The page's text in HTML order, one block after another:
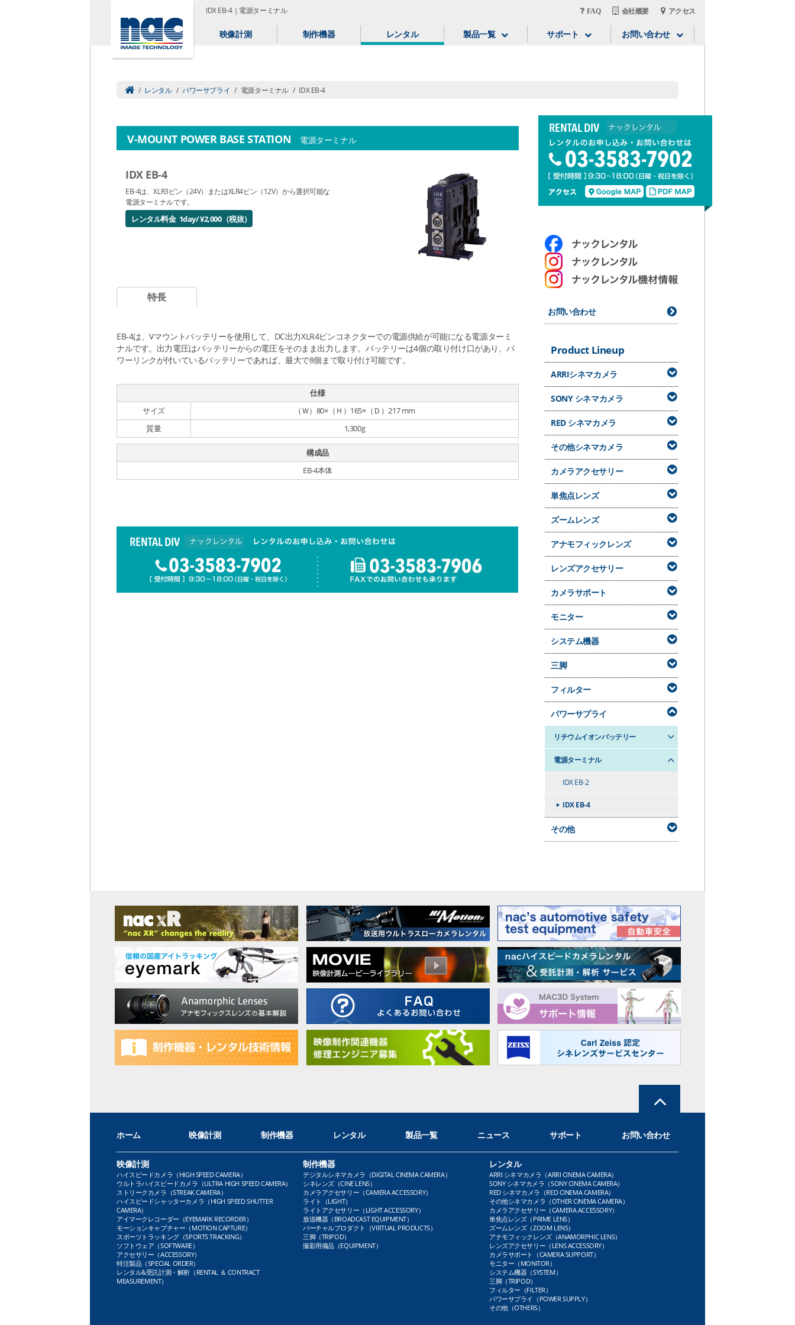
IDX EB-4｜電源ターミナル FAQ 会社概要 アクセス
映像計測 制作機器 レンタル 製品一覧 サポート お問い合わせ
/ レンタル / パワーサプライ / 電源ターミナル / IDX EB-4
V-MOUNT POWER BASE STATION 電源ターミナル
IDX EB-4
EB-4は、XLR3ピン（24V）またはXLR4ピン（12V）から選択可能な
電源ターミナルです。
レンタル料金 1day/ ¥2,000（税抜）
特長
EB-4は、Vマウントバッテリーを使用して、DC出力XLR4ピンコネクターでの電源供給が可能になる電源ターミ
ナルです。出力電圧はバッテリーからの電圧をそのまま出力します。バッテリーは4個の取り付け口があり、パ
ワーリンクが付いているバッテリーであれば、最大で8個まで取り付け可能です。
仕様
サイズ
（Ｗ）80×（Ｈ）165×（Ｄ）217 mm
質量
1,300g
構成品
EB-4本体
お問い合わせ
Product Lineup
ARRIシネマカメラ
SONY シネマカメラ
RED シネマカメラ
その他シネマカメラ
カメラアクセサリー
単焦点レンズ
ズームレンズ
アナモフィックレンズ
レンズアクセサリー
カメラサポート
モニター
システム機器
三脚
フィルター
パワーサプライ
リチウムイオンバッテリー
電源ターミナル
IDX EB-2
IDX EB-4
その他
ホーム 映像計測 制作機器 レンタル 製品一覧 ニュース サポート お問い合わせ
映像計測
ハイスピードカメラ（HIGH SPEED CAMERA）
ウルトラハイスピードカメラ（ULTRA HIGH SPEED CAMERA）
ストリークカメラ（STREAK CAMERA）
ハイスピードシャッターカメラ（HIGH SPEED SHUTTER
CAMERA）
アイマークレコーダー（EYEMARK RECORDER）
モーションキャプチャー（MOTION CAPTURE）
スポーツトラッキング（SPORTS TRACKING）
ソフトウェア（SOFTWARE）
アクセサリー（ACCESSORY）
特注製品（SPECIAL ORDER）
レンタル&受託計測・解析（RENTAL ＆ CONTRACT
MEASUREMENT）
制作機器
デジタルシネマカメラ（DIGITAL CINEMA CAMERA）
シネレンズ（CINE LENS）
カメラアクセサリー（CAMERA ACCESSORY）
ライト（LIGHT）
ライトアクセサリー（LIGHT ACCESSORY）
放送機器（BROADCAST EQUIPMENT）
バーチャルプロダクト（VIRTUAL PRODUCTS）
三脚（TRIPOD）
撮影用備品（EQUIPMENT）
レンタル
ARRI シネマカメラ（ARRI CINEMA CAMERA）
SONY シネマカメラ（SONY CINEMA CAMERA）
RED シネマカメラ（RED CINEMA CAMERA）
その他シネマカメラ（OTHER CINEMA CAMERA）
カメラアクセサリー（CAMERA ACCESSORY）
単焦点レンズ（PRIME LENS）
ズームレンズ（ZOOM LENS）
アナモフィックレンズ（ANAMORPHIC LENS）
レンズアクセサリー（LENS ACCESSORY）
カメラサポート（CAMERA SUPPORT）
モニター（MONITOR）
システム機器（SYSTEM）
三脚（TRIPOD）
フィルター（FILTER）
パワーサプライ（POWER SUPPLY）
その他（OTHERS）